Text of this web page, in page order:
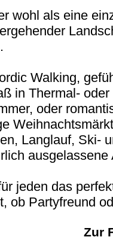
wohl als eine
Walking,
in Thermal-
oder
Langlauf, Ski-
jeden das
ob Partyfreund
Zur